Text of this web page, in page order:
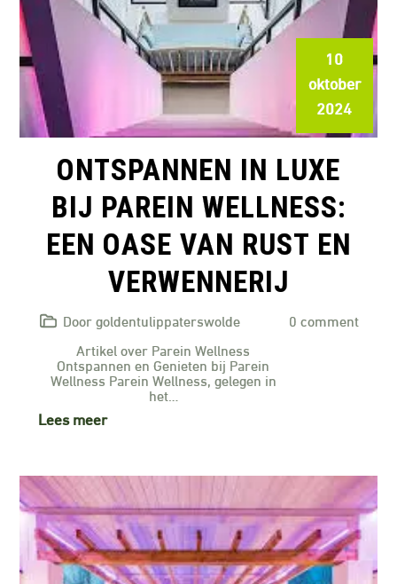
10
oktober
2024
ONTSPANNEN IN LUXE
BIJ PAREIN WELLNESS:
EEN OASE VAN RUST EN
VERWENNERIJ
Door goldentulippaterswolde
0 comment
Artikel over Parein Wellness
Ontspannen en Genieten bij Parein
Wellness Parein Wellness, gelegen in
het…
Lees meer